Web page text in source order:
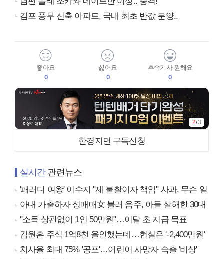
김포 풍무 신축 아파트, 국내 최초 반값 분양..
좋아요
0
싫어요
0
후속기사 원해요
0
2/3
한경지면 구독신청
실시간관련뉴스
'패러디 여왕' 이수지 "제 불찰이자 책임" 사과, 무슨 일
아내 가출하자 성매매女 불러 음주, 아들 살해한 30대
"소득 상관없이 1인 50만원"…이달 초 지급 목표
김원훈 주식 1억8천 올인했는데…현실은 '-2,400만원'
치사율 최대 75% '공포'…어린이 사망자 속출 '비상'